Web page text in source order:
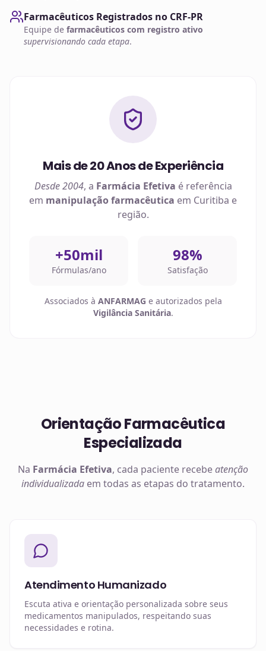
Farmacêuticos Registrados no CRF-PR
Equipe de farmacêuticos com registro ativo
supervisionando cada etapa.
Mais de 20 Anos de Experiência
Desde 2004, a Farmácia Efetiva é referência
em manipulação farmacêutica em Curitiba e
região.
+50mil
Fórmulas/ano
98%
Satisfação
Associados à ANFARMAG e autorizados pela
Vigilância Sanitária.
Orientação Farmacêutica
Especializada
Na Farmácia Efetiva, cada paciente recebeatenção
individualizada em todas as etapas do tratamento.
Atendimento Humanizado
Escuta ativa e orientação personalizada sobre seus
medicamentos manipulados, respeitando suas
necessidades e rotina.